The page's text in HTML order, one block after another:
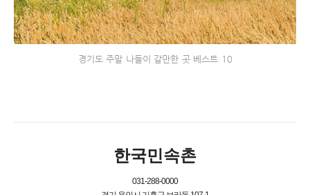
경기도 주말 나들이 갈만한 곳 베스트 10